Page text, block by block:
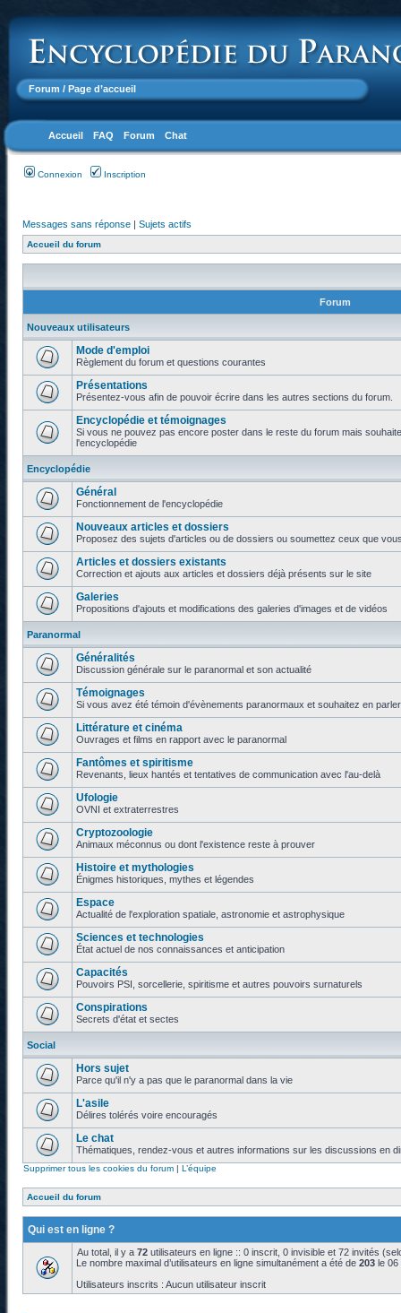
Forum / Page d’accueil
Accueil FAQ Forum Chat
Connexion Inscription
Messages sans réponse | Sujets actifs
Accueil du forum
Forum
Nouveaux utilisateurs
Mode d'emploi
Règlement du forum et questions courantes
Présentations
Présentez-vous afin de pouvoir écrire dans les autres sections du forum.
Encyclopédie et témoignages
Si vous ne pouvez pas encore poster dans le reste du forum mais
l'encyclopédie
Encyclopédie
Général
Fonctionnement de l'encyclopédie
Nouveaux articles et dossiers
Proposez des sujets d'articles ou de dossiers ou soumettez ceux que
Articles et dossiers existants
Correction et ajouts aux articles et dossiers déjà présents sur le site
Galeries
Propositions d'ajouts et modifications des galeries d'images et de vidéos
Paranormal
Généralités
Discussion générale sur le paranormal et son actualité
Témoignages
Si vous avez été témoin d'évènements paranormaux et souhaitez en
Littérature et cinéma
Ouvrages et films en rapport avec le paranormal
Fantômes et spiritisme
Revenants, lieux hantés et tentatives de communication avec l'au-delà
Ufologie
OVNI et extraterrestres
Cryptozoologie
Animaux méconnus ou dont l'existence reste à prouver
Histoire et mythologies
Énigmes historiques, mythes et légendes
Espace
Actualité de l'exploration spatiale, astronomie et astrophysique
Sciences et technologies
État actuel de nos connaissances et anticipation
Capacités
Pouvoirs PSI, sorcellerie, spiritisme et autres pouvoirs surnaturels
Conspirations
Secrets d'état et sectes
Social
Hors sujet
Parce qu'il n'y a pas que le paranormal dans la vie
L'asile
Délires tolérés voire encouragés
Le chat
Thématiques, rendez-vous et autres informations sur les discussions en
Supprimer tous les cookies du forum | L’équipe
Accueil du forum
Qui est en ligne ?
Au total, il y a 72 utilisateurs en ligne :: 0 inscrit, 0 invisible et 72 invités
Le nombre maximal d’utilisateurs en ligne simultanément a été de 203 le 06
Utilisateurs inscrits : Aucun utilisateur inscrit